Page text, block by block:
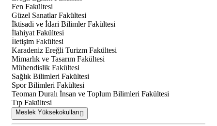
Fen Fakültesi
Güzel Sanatlar Fakültesi
İktisadi ve İdari Bilimler Fakültesi
İlahiyat Fakültesi
İletişim Fakültesi
Karadeniz Ereğli Turizm Fakültesi
Mimarlık ve Tasarım Fakültesi
Mühendislik Fakültesi
Sağlık Bilimleri Fakültesi
Spor Bilimleri Fakültesi
Teoman Duralı İnsan ve Toplum Bilimleri Fakültesi
Tıp Fakültesi
Meslek Yüksekokulları